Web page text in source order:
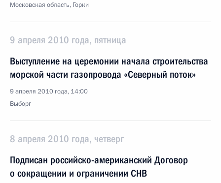
Московская область, Горки
9 апреля 2010 года, пятница
Выступление на церемонии начала строительства
морской части газопровода «Северный поток»
9 апреля 2010 года, 14:00
Выборг
8 апреля 2010 года, четверг
Подписан российско-американский Договор
о сокращении и ограничении СНВ